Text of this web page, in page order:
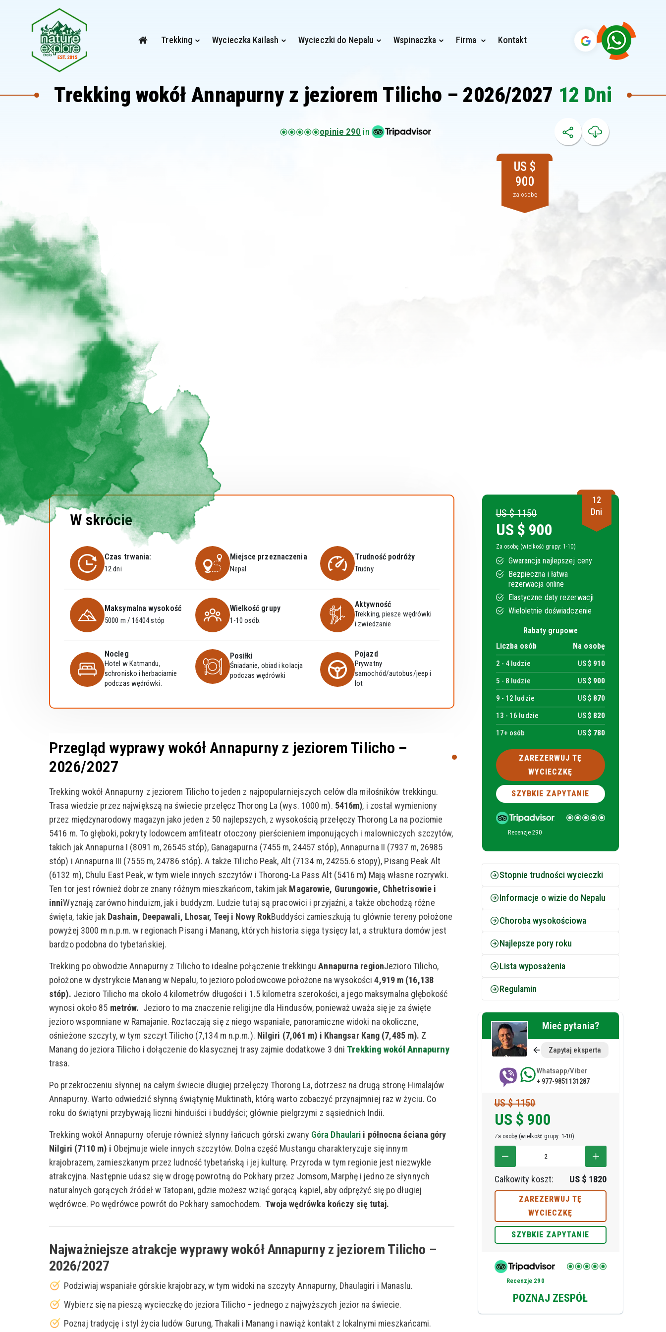
Trekking Wycieczka Kailash Wycieczki do Nepalu Wspinaczka Firma Kontakt
Trekking wokół Annapurny z jeziorem Tilicho – 2026/2027 12 Dni
opinie 290 in
US $
900
za osobę
W skrócie
Czas trwania:
12 dni
Miejsce przeznaczenia
Nepal
Trudność podróży
Trudny
Maksymalna wysokość
5000 m / 16404 stóp
Wielkość grupy
1-10 osób.
Aktywność
Trekking, piesze wędrówki
i zwiedzanie
Nocleg
Hotel w Katmandu,
schronisko i herbaciarnie
podczas wędrówki.
Posiłki
Śniadanie, obiad i kolacja
podczas wędrówki
Pojazd
Prywatny
samochód/autobus/jeep i
lot
Przegląd wyprawy wokół Annapurny z jeziorem Tilicho –
2026/2027
Trekking wokół Annapurny z jeziorem Tilicho to jeden z najpopularniejszych celów dla miłośników trekkingu.
Trasa wiedzie przez największą na świecie przełęcz Thorong La (wys. 1000 m). 5416m), i został wymieniony
przez międzynarodowy magazyn jako jeden z 50 najlepszych, z wysokością przełęczy Thorong La na poziomie
5416 m. To głęboki, pokryty lodowcem amfiteatr otoczony pierścieniem imponujących i malowniczych szczytów,
takich jak Annapurna I (8091 m, 26545 stóp), Ganagapurna (7455 m, 24457 stóp), Annapurna II (7937 m, 26985
stóp) i Annapurna III (7555 m, 24786 stóp). A także Tilicho Peak, Alt (7134 m, 24255.6 stopy), Pisang Peak Alt
(6132 m), Chulu East Peak, w tym wiele innych szczytów i Thorong-La Pass Alt (5416 m) Mają własne rozrywki.
Ten tor jest również dobrze znany różnym mieszkańcom, takim jak Magarowie, Gurungowie, Chhetrisowie i
inniWyznają zarówno hinduizm, jak i buddyzm. Ludzie tutaj są pracowici i przyjaźni, a także obchodzą różne
święta, takie jak Dashain, Deepawali, Lhosar, Teej i Nowy RokBuddyści zamieszkują tu głównie tereny położone
powyżej 3000 m n.p.m. w regionach Pisang i Manang, których historia sięga tysięcy lat, a struktura domów jest
bardzo podobna do tybetańskiej.
Trekking po obwodzie Annapurny z Tilicho to idealne połączenie trekkinguAnnapurna regionJezioro Tilicho,
położone w dystrykcie Manang w Nepalu, to jezioro polodowcowe położone na wysokości4,919 m (16,138
stóp). Jezioro Tilicho ma około 4 kilometrów długości i 1.5 kilometra szerokości, a jego maksymalna głębokość
wynosi około 85 metrów. Jezioro to ma znaczenie religijne dla Hindusów, ponieważ uważa się je za święte
jezioro wspomniane w Ramajanie. Roztaczają się z niego wspaniałe, panoramiczne widoki na okoliczne,
ośnieżone szczyty, w tym szczyt Tilicho (7,134 m n.p.m.). Nilgiri (7,061 m) i Khangsar Kang (7,485 m). Z
Manang do jeziora Tilicho i dołączenie do klasycznej trasy zajmie dodatkowe 3 dni Trekking wokół Annapurny
trasa.
Po przekroczeniu słynnej na całym świecie długiej przełęczy Thorong La, dotrzesz na drugą stronę Himalajów
Annapurny. Warto odwiedzić słynną świątynię Muktinath, którą warto zobaczyć przynajmniej raz w życiu. Co
roku do świątyni przybywają liczni hinduiści i buddyści; głównie pielgrzymi z sąsiednich Indii.
Trekking wokół Annapurny oferuje również słynny łańcuch górski zwany Góra Dhaulari i północna ściana góry
Nilgiri (7110 m) i Obejmuje wiele innych szczytów. Dolna część Mustangu charakteryzuje się innym
krajobrazem, zamieszkanym przez ludność tybetańską i jej kulturę. Przyroda w tym regionie jest niezwykle
atrakcyjna. Następnie udasz się w drogę powrotną do Pokhary przez Jomsom, Marphę i jedno ze słynnych
naturalnych gorących źródeł w Tatopani, gdzie możesz wziąć gorącą kąpiel, aby odprężyć się po długiej
wędrówce. Po wędrówce powrót do Pokhary samochodem. Twoja wędrówka kończy się tutaj.
Najważniejsze atrakcje wyprawy wokół Annapurny z jeziorem Tilicho –
2026/2027
Podziwiaj wspaniałe górskie krajobrazy, w tym widoki na szczyty Annapurny, Dhaulagiri i Manaslu.
Wybierz się na pieszą wycieczkę do jeziora Tilicho – jednego z najwyższych jezior na świecie.
Poznaj tradycję i styl życia ludów Gurung, Thakali i Manang i nawiąż kontakt z lokalnymi mieszkańcami.
12
Dni
US $ 1150
US $ 900
Za osobę (wielkość grupy: 1-10)
Gwarancja najlepszej ceny
Bezpieczna i łatwa
rezerwacja online
Elastyczne daty rezerwacji
Wieloletnie doświadczenie
Rabaty grupowe
Liczba osób
Na osobę
2 - 4 ludzie US $ 910
5 - 8 ludzie US $ 900
9 - 12 ludzie US $ 870
13 - 16 ludzie US $ 820
17+ osób
US $ 780
ZAREZERWUJ TĘ
WYCIECZKĘ
SZYBKIE ZAPYTANIE
Recenzje 290
Stopnie trudności wycieczki
Informacje o wizie do Nepalu
Choroba wysokościowa
Najlepsze pory roku
Lista wyposażenia
Regulamin
Mieć pytania?
Zapytaj eksperta
Whatsapp/Viber
+ 977-9851131287
US $ 1150
US $ 900
Za osobę (wielkość grupy: 1-10)
Całkowity koszt: US $ 1820
ZAREZERWUJ TĘ
WYCIECZKĘ
SZYBKIE ZAPYTANIE
Recenzje 290
POZNAJ ZESPÓŁ